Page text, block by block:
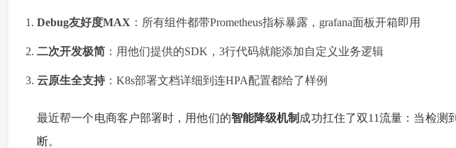
Debug友好度MAX ：所有组件都带Prometheus指标暴露，grafana面板开箱即用
二次开发极简 ：用他们提供的SDK，3行代码就能添加自定义业务逻辑
云原生全支持 ：K8s部署文档详细到连HPA配置都给了样例
最近帮一个电商客户部署时，用他们的智能降级机制 成功扛住了双11流量：当检测
断。